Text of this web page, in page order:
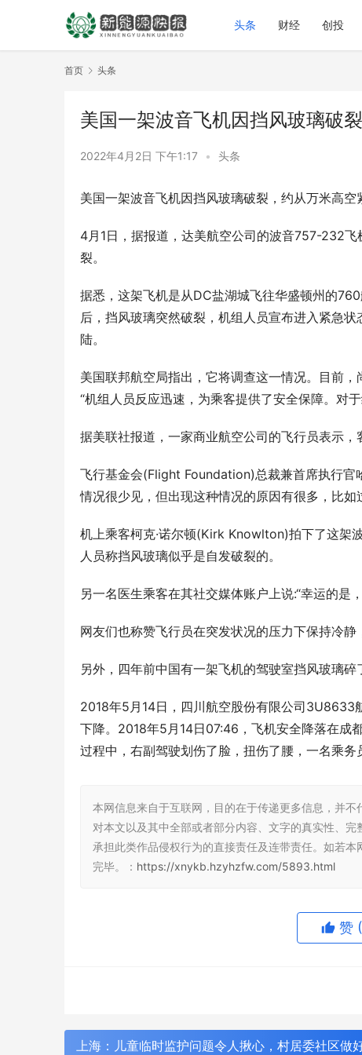
头条 财经 创投
首页 头条
美国一架波音飞机因挡风玻璃破
2022年4月2日 下午1:17 • 头条
美国一架波音飞机因挡风玻璃破裂，约从万米高空
4月1日，据报道，达美航空公司的波音757-232
裂。
据悉，这架飞机是从DC盐湖城飞往华盛顿州的
后，挡风玻璃突然破裂，机组人员宣布进入紧急
陆。
美国联邦航空局指出，它将调查这一情况。目前
“机组人员反应迅速，为乘客提供了安全保障。对
据美联社报道，一家商业航空公司的飞行员表示
飞行基金会(Flight Foundation)总裁兼首席执行官
情况很少见，但出现这种情况的原因有很多，比如
机上乘客柯克·诺尔顿(Kirk Knowlton)拍下了这架
人员称挡风玻璃似乎是自发破裂的。
另一名医生乘客在其社交媒体账户上说:“幸运的是
网友们也称赞飞行员在突发状况的压力下保持冷静
另外，四年前中国有一架飞机的驾驶室挡风玻璃碎
2018年5月14日，四川航空股份有限公司3U8633
下降。2018年5月14日07:46，飞机安全降落在成
过程中，右副驾驶划伤了脸，扭伤了腰，一名乘务
本网信息来自于互联网，目的在于传递更多信息，并
对本文以及其中全部或者部分内容、文字的真实性、
承担此类作品侵权行为的直接责任及连带责任。如若
完毕。： https://xnykb.hzyhzfw.com/5893.html
赞
上海：儿童临时监护问题令人揪心，村居委社区做